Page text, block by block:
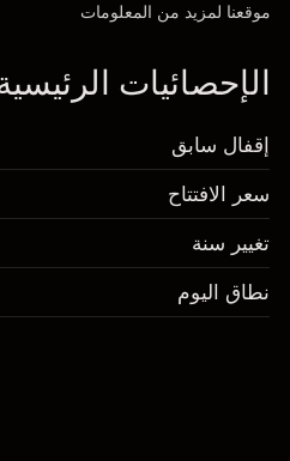
موقعنا لمزيد من المعلومات
الإحصائيات
إقفال سابق
سعر الافتتاح
تغيير سنة
نطاق اليوم